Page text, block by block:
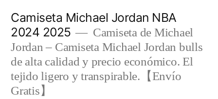
contenido
Camiseta Michael Jordan NBA
2024 2025
Camiseta de Michael
Jordan – Camiseta Michael Jordan bulls
de alta calidad y precio económico. El
tejido ligero y transpirable.【Envío
Gratis】